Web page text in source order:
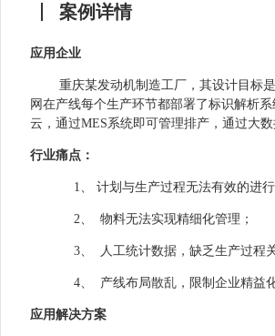
案例详情
应用企业
重庆某发动机制造工厂，其设计目标
网在产线每个生产环节都部署了标识解析
云，通过MES系统即可管理排产，通过大
行业痛点：
1、 计划与生产过程无法有效的进行
2、 物料无法实现精细化管理；
3、 人工统计数据，缺乏生产过程
4、 产线布局散乱，限制企业精益
应用解决方案